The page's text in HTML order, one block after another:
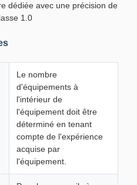
dédiée avec une précision de
1.0
Le nombre
d'équipements à
l'intérieur de
l'équipement doit être
déterminé en tenant
compte de l'expérience
acquise par
l'équipement.